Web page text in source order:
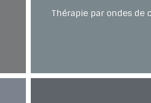
Thérapie par ondes de